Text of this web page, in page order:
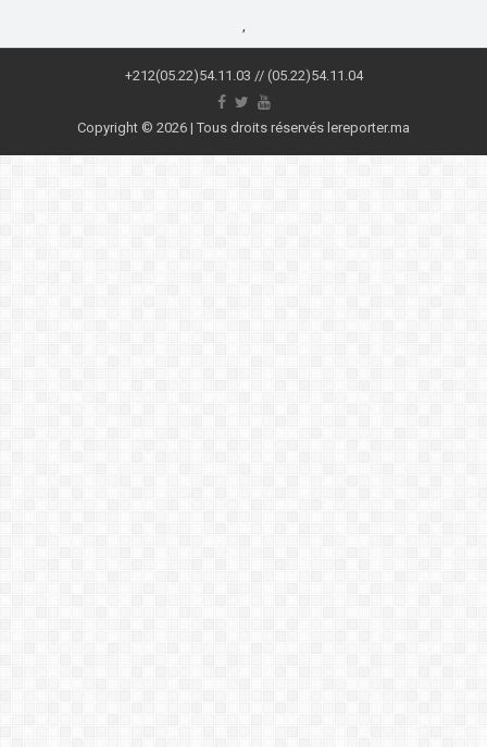
,
+212(05.22)54.11.03 // (05.22)54.11.04
Copyright © 2026 | Tous droits réservés lereporter.ma